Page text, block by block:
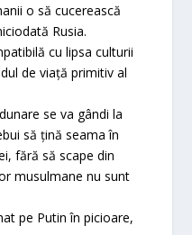
o să cucerească
Rusia.
cu lipsa culturii
de viață primitiv al
se va gândi la
să țină seama în
fără să scape din
musulmane nu sunt
pe Putin în picioare,